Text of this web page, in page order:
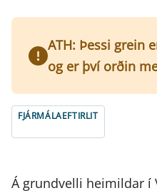
ATH: Þessi grein
og er því orðin
FJÁRMÁLAEFTIRLIT
Á grundvelli heimildar